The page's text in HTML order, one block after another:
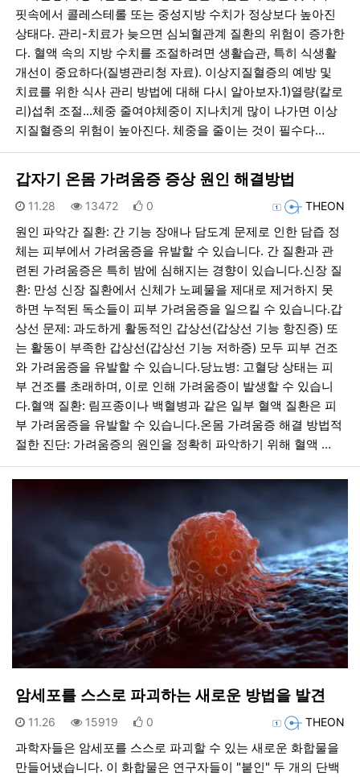
핏속에서 콜레스테롤 또는 중성지방 수치가 정상보다 높아진
상태다. 관리-치료가 늦으면 심뇌혈관계 질환의 위험이 증가한
다. 혈액 속의 지방 수치를 조절하려면 생활습관, 특히 식생활
개선이 중요하다(질병관리청 자료). 이상지질혈증의 예방 및
치료를 위한 식사 관리 방법에 대해 다시 알아보자.1)열량(칼로
리)섭취 조절...체중 줄여야체중이 지나치게 많이 나가면 이상
지질혈증의 위험이 높아진다. 체중을 줄이는 것이 필수다…
갑자기 온몸 가려움증 증상 원인 해결방법
등록자THEON
등록일
11.28 조회
13472 추천
0
원인 파악간 질환: 간 기능 장애나 담도계 문제로 인한 담즙 정
체는 피부에서 가려움증을 유발할 수 있습니다. 간 질환과 관
련된 가려움증은 특히 밤에 심해지는 경향이 있습니다.신장 질
환: 만성 신장 질환에서 신체가 노폐물을 제대로 제거하지 못
하면 누적된 독소들이 피부 가려움증을 일으킬 수 있습니다.갑
상선 문제: 과도하게 활동적인 갑상선(갑상선 기능 항진증) 또
는 활동이 부족한 갑상선(갑상선 기능 저하증) 모두 피부 건조
와 가려움증을 유발할 수 있습니다.당뇨병: 고혈당 상태는 피
부 건조를 초래하며, 이로 인해 가려움증이 발생할 수 있습니
다.혈액 질환: 림프종이나 백혈병과 같은 일부 혈액 질환은 피
부 가려움증을 유발할 수 있습니다.온몸 가려움증 해결 방법적
절한 진단: 가려움증의 원인을 정확히 파악하기 위해 혈액 …
암세포를 스스로 파괴하는 새로운 방법을 발견
등록자THEON
등록일
11.26 조회
15919 추천
0
과학자들은 암세포를 스스로 파괴할 수 있는 새로운 화합물을
만들어냈습니다. 이 화합물은 연구자들이 "붙인" 두 개의 단백